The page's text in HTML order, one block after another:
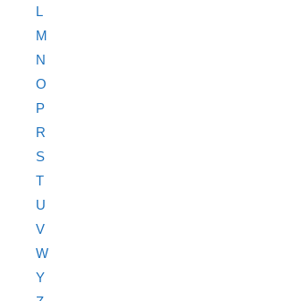
L
M
N
O
P
R
S
T
U
V
W
Y